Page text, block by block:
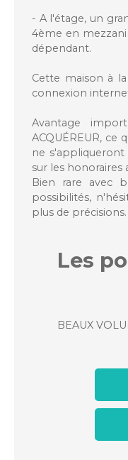
- A l'étage, un
4ème en
dépendant.
Cette maison à
connexion
Avantage
ACQUÉREUR, ce
ne
sur les honoraires
Bien rare avec
possibilités,
plus de précisions.
Les
BEAUX